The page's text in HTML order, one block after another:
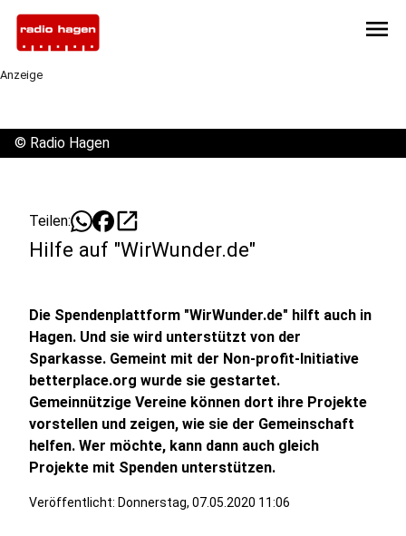
menu
Anzeige
© Radio Hagen
Teilen: open_in_new
Hilfe auf "WirWunder.de"
Die Spendenplattform "WirWunder.de" hilft auch in
Hagen. Und sie wird unterstützt von der
Sparkasse. Gemeint mit der Non-profit-Initiative
betterplace.org wurde sie gestartet.
Gemeinnützige Vereine können dort ihre Projekte
vorstellen und zeigen, wie sie der Gemeinschaft
helfen. Wer möchte, kann dann auch gleich
Projekte mit Spenden unterstützen.
Veröffentlicht: Donnerstag, 07.05.2020 11:06